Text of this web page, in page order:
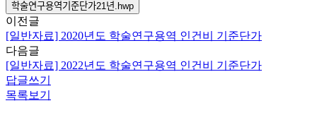
학술연구용역기준단가21년.hwp
이전글
[일반자료] 2020년도 학술연구용역 인건비 기준단가
다음글
[일반자료] 2022년도 학술연구용역 인건비 기준단가
답글쓰기
목록보기